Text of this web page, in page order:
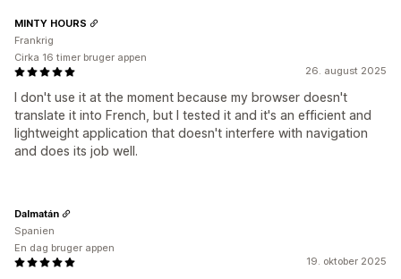
26. august 2025
I don't use it at the moment because my browser doesn't
translate it into French, but I tested it and it's an efficient and
lightweight application that doesn't interfere with navigation
and does its job well.
MINTY HOURS
Frankrig
Cirka 16 timer bruger appen
19. oktober 2025
Dalmatán
Spanien
En dag bruger appen